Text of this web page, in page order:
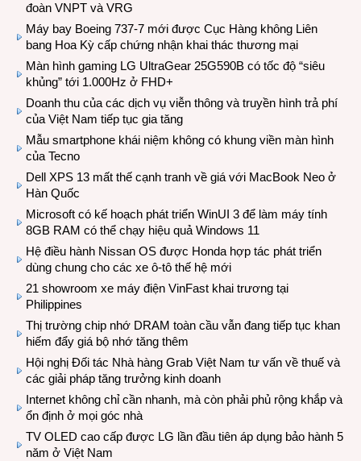
đoàn VNPT và VRG
Máy bay Boeing 737-7 mới được Cục Hàng không Liên
bang Hoa Kỳ cấp chứng nhận khai thác thương mại
Màn hình gaming LG UltraGear 25G590B có tốc độ “siêu
khủng” tới 1.000Hz ở FHD+
Doanh thu của các dịch vụ viễn thông và truyền hình trả phí
của Việt Nam tiếp tục gia tăng
Mẫu smartphone khái niệm không có khung viền màn hình
của Tecno
Dell XPS 13 mất thế cạnh tranh về giá với MacBook Neo ở
Hàn Quốc
Microsoft có kế hoạch phát triển WinUI 3 để làm máy tính
8GB RAM có thể chạy hiệu quả Windows 11
Hệ điều hành Nissan OS được Honda hợp tác phát triển
dùng chung cho các xe ô-tô thế hệ mới
21 showroom xe máy điện VinFast khai trương tại
Philippines
Thị trường chip nhớ DRAM toàn cầu vẫn đang tiếp tục khan
hiếm đẩy giá bộ nhớ tăng thêm
Hội nghị Đối tác Nhà hàng Grab Việt Nam tư vấn về thuế và
các giải pháp tăng trưởng kinh doanh
Internet không chỉ cần nhanh, mà còn phải phủ rộng khắp và
ổn định ở mọi góc nhà
TV OLED cao cấp được LG lần đầu tiên áp dụng bảo hành 5
năm ở Việt Nam